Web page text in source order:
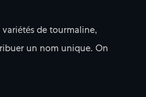
de tourmaline,
un nom unique. On